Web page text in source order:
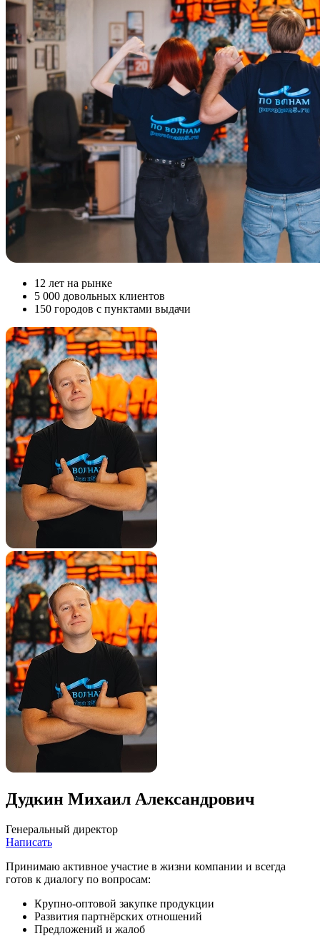
12 лет на рынке
5 000 довольных клиентов
150 городов с пунктами выдачи
Дудкин Михаил Александрович
Генеральный директор
Написать
Принимаю активное участие в жизни компании и всегда
готов к диалогу по вопросам:
Крупно-оптовой закупке продукции
Развития партнёрских отношений
Предложений и жалоб